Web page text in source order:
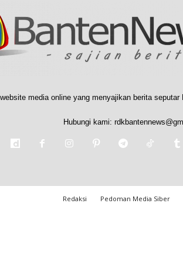
media online yang menyajikan berita
Hubungi kami:
Redaksi Pedoman Media Siber